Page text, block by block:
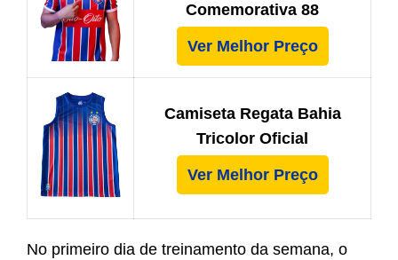
Comemorativa 88
Ver Melhor Preço
Camiseta Regata Bahia
Tricolor Oficial
Ver Melhor Preço
No primeiro dia de treinamento da semana, o